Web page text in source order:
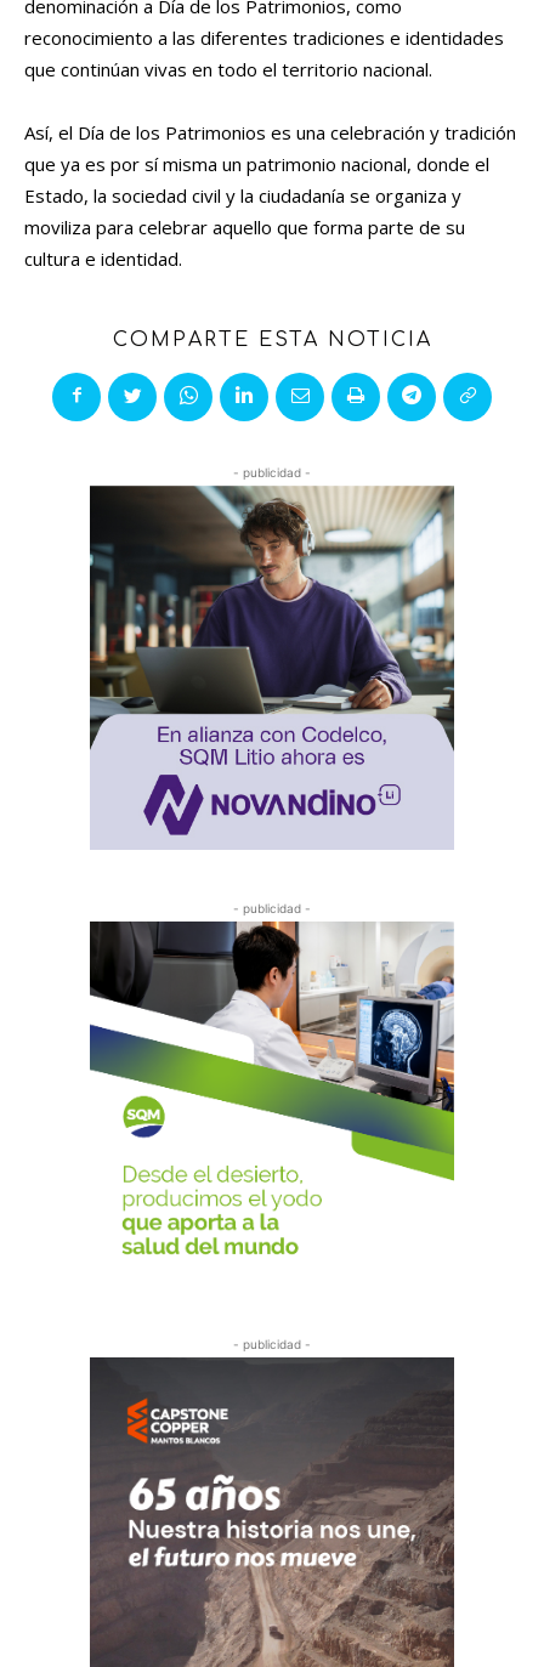
denominación a Día de los Patrimonios, como
reconocimiento a las diferentes tradiciones e identidades
que continúan vivas en todo el territorio nacional.
Así, el Día de los Patrimonios es una celebración y tradición
que ya es por sí misma un patrimonio nacional, donde el
Estado, la sociedad civil y la ciudadanía se organiza y
moviliza para celebrar aquello que forma parte de su
cultura e identidad.
COMPARTE ESTA NOTICIA
- publicidad -
- publicidad -
- publicidad -